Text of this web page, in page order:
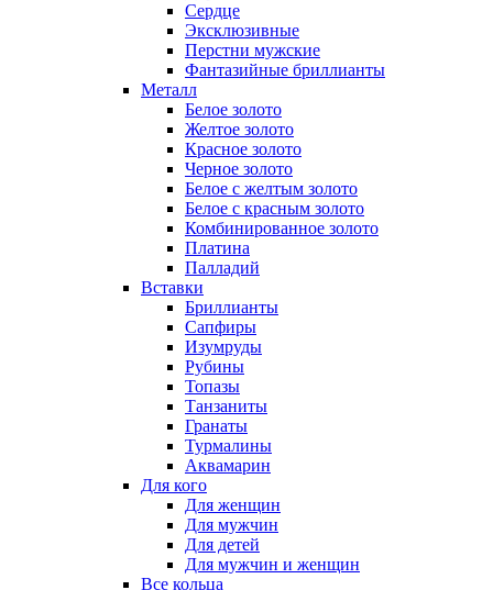
Сердце
Эксклюзивные
Перстни мужские
Фантазийные бриллианты
Металл
Белое золото
Желтое золото
Красное золото
Черное золото
Белое с желтым золото
Белое с красным золото
Комбинированное золото
Платина
Палладий
Вставки
Бриллианты
Сапфиры
Изумруды
Рубины
Топазы
Танзаниты
Гранаты
Турмалины
Аквамарин
Для кого
Для женщин
Для мужчин
Для детей
Для мужчин и женщин
Все кольца